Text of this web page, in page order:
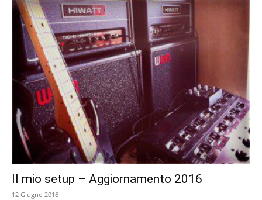
Il mio setup – Aggiornamento 2016
12 Giugno 2016